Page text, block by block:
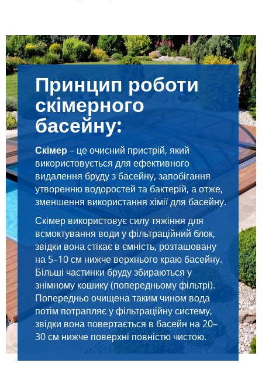
Принцип роботи
скімерного
басейну:
Скімер– це очисний пристрій, який
використовується для ефективного
видалення бруду з басейну, запобігання
утворенню водоростей та бактерій, а отже,
зменшення використання хімії для басейну.
Скімер використовує силу тяжіння для
всмоктування води у фільтраційний блок,
звідки вона стікає в ємність, розташовану
на 5–10 см нижче верхнього краю басейну.
Більші частинки бруду збираються у
знімному кошику (попередньому фільтрі).
Попередньо очищена таким чином вода
потім потрапляє у фільтраційну систему,
звідки вона повертається в басейн на 20–
30 см нижче поверхні повністю чистою.